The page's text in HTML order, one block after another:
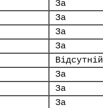
За
За
За
За
Відсутній
За
За
За